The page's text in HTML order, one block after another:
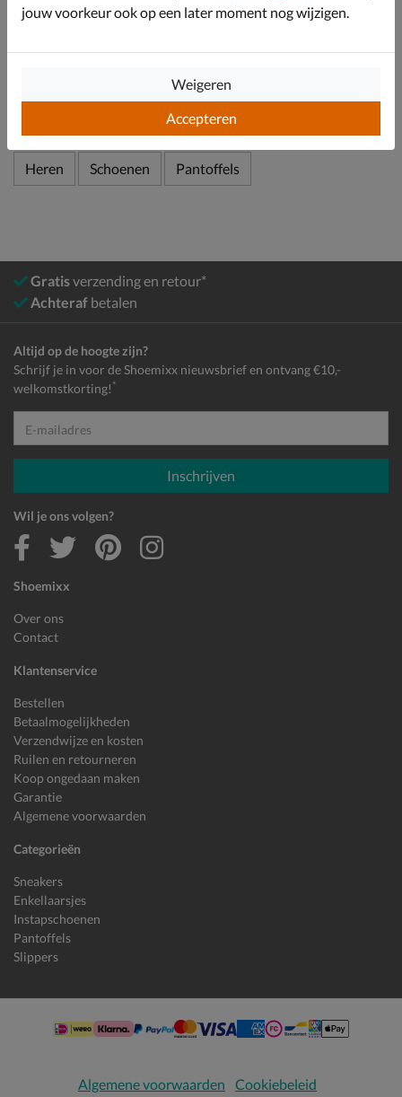
Over Warmbat Australia
Heren Schoenen Pantoffels
Gratisverzending en retour*
Achteraf betalen
Shoemixx
Over ons
Contact
Klantenservice
Bestellen
Betaalmogelijkheden
Verzendwijze en kosten
Ruilen en retourneren
Koop ongedaan maken
Garantie
Algemene voorwaarden
Categorieën
Sneakers
Enkellaarsjes
Instapschoenen
Pantoffels
Slippers
Altijd op de hoogte zijn?
Schrijf je in voor de Shoemixx nieuwsbrief en ontvang €10,-
welkomstkorting! *
E-mailadres
Inschrijven
Wil je ons volgen?
Algemene voorwaarden Cookiebeleid
jouw voorkeur ook op een later moment nog wijzigen.
Accepteren
Weigeren